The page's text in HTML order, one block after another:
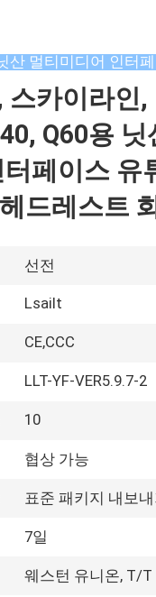
산 멀티미디어 인터
스카이라인,
Q60용 닛
페이스 유
드레스트
선전
Lsailt
CE,CCC
LLT-YF-VER5.9.7-2
10
협상 가능
표준 패키지 내보내
7일
웨스턴 유니온, T/T